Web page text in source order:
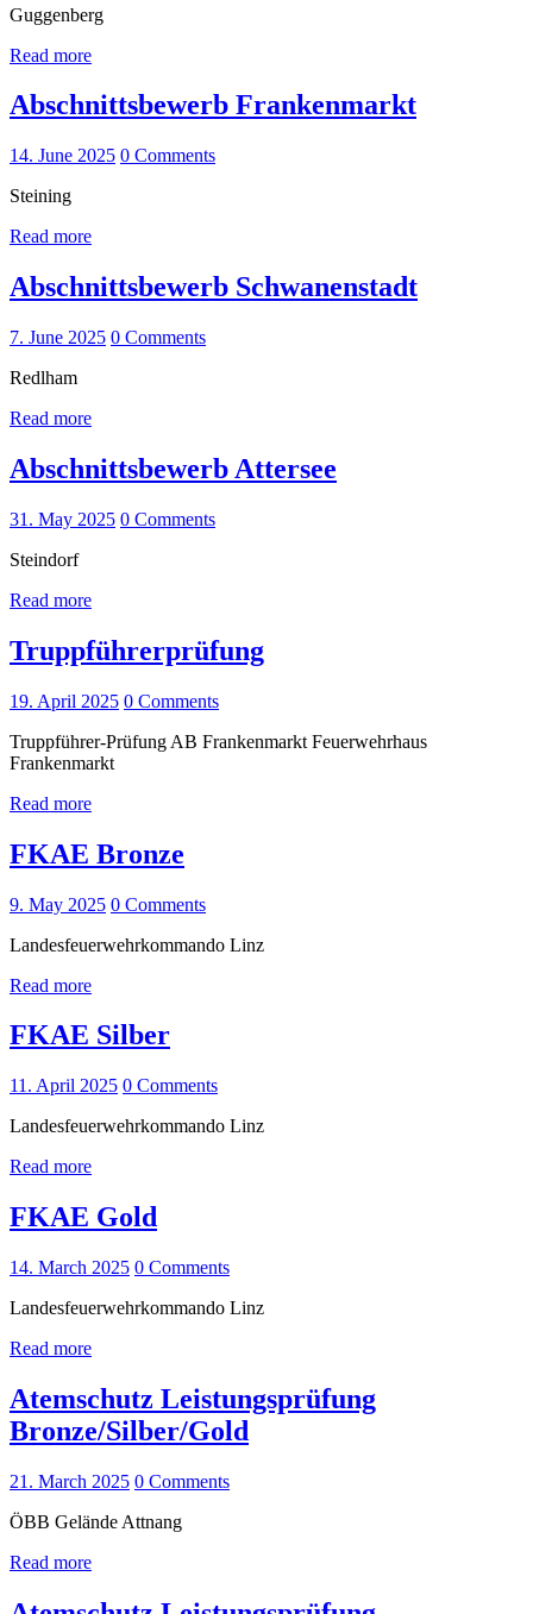
Guggenberg
Read more
Abschnittsbewerb Frankenmarkt
14. June 2025 0 Comments
Steining
Read more
Abschnittsbewerb Schwanenstadt
7. June 2025 0 Comments
Redlham
Read more
Abschnittsbewerb Attersee
31. May 2025 0 Comments
Steindorf
Read more
Truppführerprüfung
19. April 2025 0 Comments
Truppführer-Prüfung AB Frankenmarkt Feuerwehrhaus
Frankenmarkt
Read more
FKAE Bronze
9. May 2025 0 Comments
Landesfeuerwehrkommando Linz
Read more
FKAE Silber
11. April 2025 0 Comments
Landesfeuerwehrkommando Linz
Read more
FKAE Gold
14. March 2025 0 Comments
Landesfeuerwehrkommando Linz
Read more
Atemschutz Leistungsprüfung
Bronze/Silber/Gold
21. March 2025 0 Comments
ÖBB Gelände Attnang
Read more